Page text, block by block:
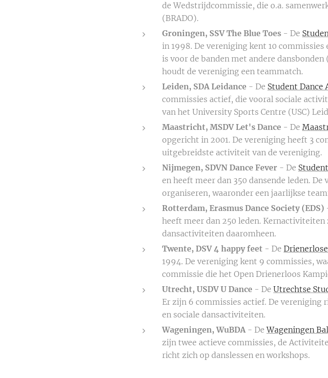
de Wedstrijdcommissie, die o.a.
(BRADO).
Groningen, SSV The Blue Toes - De
in 1998. De vereniging kent 10
is voor de banden met andere
houdt de vereniging een teammatch.
Leiden, SDA Leidance - De Student Dance
commissies actief, die vooral sociale
van het University Sports Centre (USC)
Maastricht, MSDV Let's Dance - De
opgericht in 2001. De vereniging heeft 3
uitgebreidste activiteit van de vereniging.
Nijmegen, SDVN Dance Fever - De
en heeft meer dan 350 dansende leden.
organiseren, waaronder een jaarlijkse
Rotterdam, Erasmus Dance Society (EDS)
heeft meer dan 250 leden.
dansactiviteiten daaromheen.
Twente, DSV 4 happy feet - De
1994. De vereniging kent 9 commissies,
commissie die het Open Drienerloos
Utrecht, USDV U Dance - De Utrechtse
Er zijn 6 commissies actief. De vereniging
en sociale dansactiviteiten.
Wageningen, WuBDA- DeWageningen
zijn twee actieve commissies, de
richt zich op danslessen en workshops.